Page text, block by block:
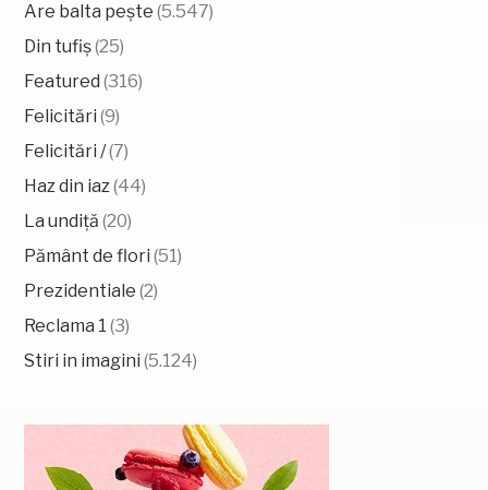
Are balta pește (5.547)
Din tufiș(25)
Featured (316)
Felicitări (9)
Felicitări /(7)
Haz din iaz(44)
La undiță (20)
Pământ de flori (51)
Prezidentiale (2)
Reclama 1 (3)
Stiri in imagini (5.124)